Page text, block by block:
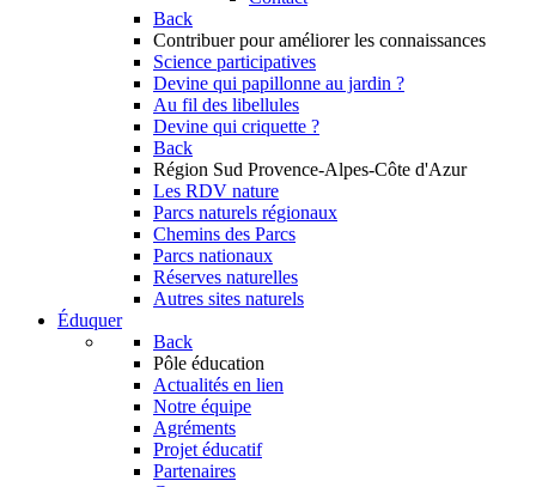
Back
Contribuer pour améliorer les connaissances
Science participatives
Devine qui papillonne au jardin ?
Au fil des libellules
Devine qui criquette ?
Back
Région Sud Provence-Alpes-Côte d'Azur
Les RDV nature
Parcs naturels régionaux
Chemins des Parcs
Parcs nationaux
Réserves naturelles
Autres sites naturels
Éduquer
Back
Pôle éducation
Actualités en lien
Notre équipe
Agréments
Projet éducatif
Partenaires